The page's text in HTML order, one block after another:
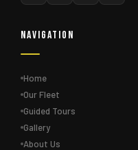
Navigation
Home
Our Fleet
Guided Tours
Gallery
About Us